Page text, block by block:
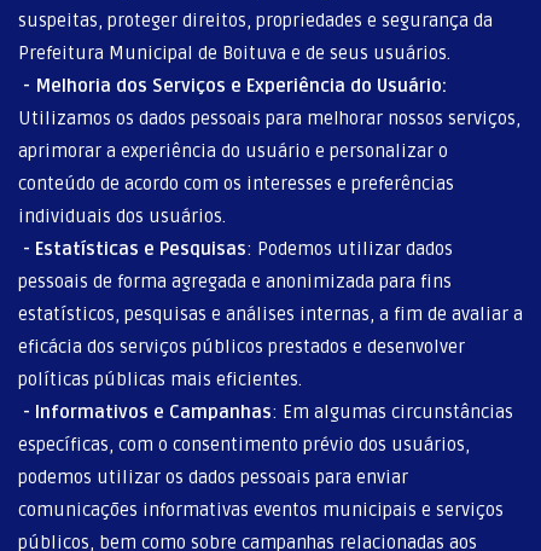
suspeitas, proteger direitos, propriedades e segurança da
Prefeitura Municipal de Boituva e de seus usuários.
- Melhoria dos Serviços e Experiência do Usuário:
Utilizamos os dados pessoais para melhorar nossos serviços,
aprimorar a experiência do usuário e personalizar o
conteúdo de acordo com os interesses e preferências
individuais dos usuários.
- Estatísticas e Pesquisas: Podemos utilizar dados
pessoais de forma agregada e anonimizada para fins
estatísticos, pesquisas e análises internas, a fim de avaliar a
eficácia dos serviços públicos prestados e desenvolver
políticas públicas mais eficientes.
- Informativos e Campanhas: Em algumas circunstâncias
específicas, com o consentimento prévio dos usuários,
podemos utilizar os dados pessoais para enviar
comunicações informativas eventos municipais e serviços
públicos, bem como sobre campanhas relacionadas aos